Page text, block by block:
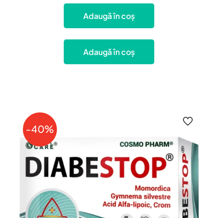
Adaugă în coș
Adaugă în coș
-40%